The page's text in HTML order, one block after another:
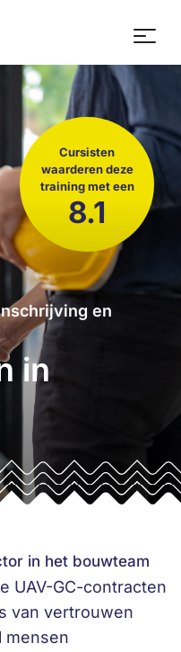
Cursisten
waarderen deze
training met een
8.1
en
in
in het bouwteam
UAV-GC-contracten
van vertrouwen
mensen